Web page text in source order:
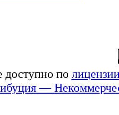
доступно по
—